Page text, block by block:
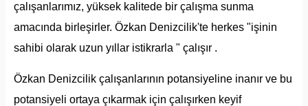
çalışanlarımız, yüksek kalitede bir çalışma sunma
amacında birleşirler. Özkan Denizcilik'te herkes "işinin
sahibi olarak uzun yıllar istikrarla " çalışır .
Özkan Denizcilik çalışanlarının potansiyeline inanır ve bu
potansiyeli ortaya çıkarmak için çalışırken keyif